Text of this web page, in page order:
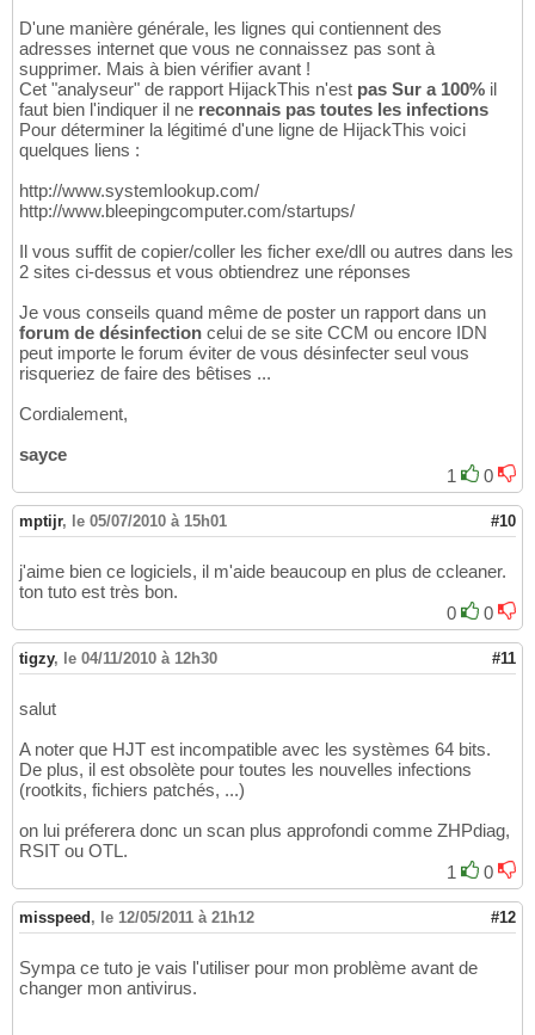
D'une manière générale, les lignes qui contiennent des
adresses internet que vous ne connaissez pas sont à
supprimer. Mais à bien vérifier avant !
Cet "analyseur" de rapport HijackThis n'est pas Sur a 100% il
faut bien l'indiquer il ne reconnais pas toutes les infections
Pour déterminer la légitimé d'une ligne de HijackThis voici
quelques liens :
http://www.systemlookup.com/
http://www.bleepingcomputer.com/startups/
Il vous suffit de copier/coller les ficher exe/dll ou autres dans les
2 sites ci-dessus et vous obtiendrez une réponses
Je vous conseils quand même de poster un rapport dans un
forum de désinfection celui de se site CCM ou encore IDN
peut importe le forum éviter de vous désinfecter seul vous
risqueriez de faire des bêtises ...
Cordialement,
sayce
1
0
mptijr, le 05/07/2010 à 15h01 #10
j'aime bien ce logiciels, il m'aide beaucoup en plus de ccleaner.
ton tuto est très bon.
0
0
tigzy, le 04/11/2010 à 12h30 #11
salut
A noter que HJT est incompatible avec les systèmes 64 bits.
De plus, il est obsolète pour toutes les nouvelles infections
(rootkits, fichiers patchés, ...)
on lui préferera donc un scan plus approfondi comme ZHPdiag,
RSIT ou OTL.
1
0
misspeed , le 12/05/2011 à 21h12 #12
Sympa ce tuto je vais l'utiliser pour mon problème avant de
changer mon antivirus.